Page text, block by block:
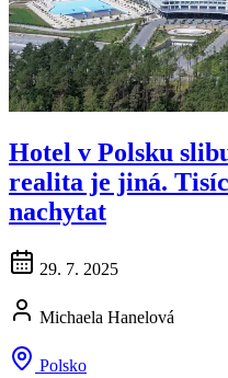
Hotel v Polsku
realita je jiná.
nachytat
29. 7. 2025
Michaela Hanelová
Polsko